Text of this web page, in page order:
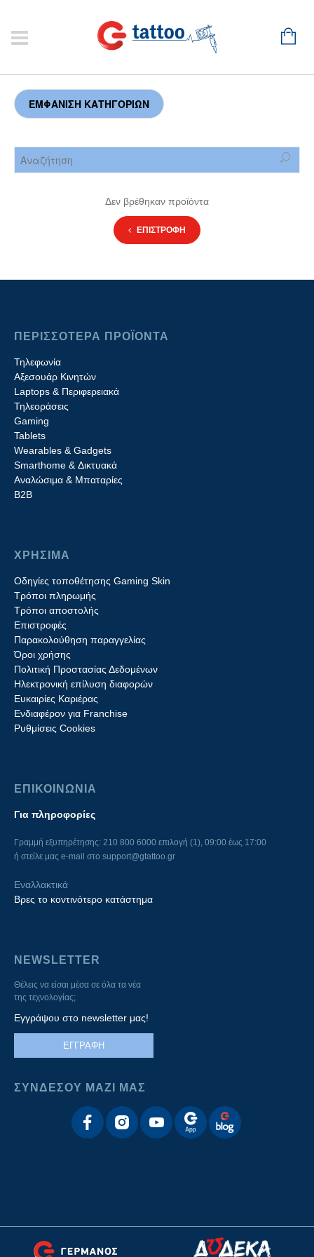
Δεν βρέθηκαν προϊόντα
ΕΠΙΣΤΡΟΦΗ
ΠΕΡΙΣΣΟΤΕΡΑ ΠΡΟΪΟΝΤΑ
Τηλεφωνία
Αξεσουάρ Κινητών
Laptops & Περιφερειακά
Τηλεοράσεις
Gaming
Tablets
Wearables & Gadgets
Smarthome & Δικτυακά
Aναλώσιμα & Μπαταρίες
Β2B
ΧΡΗΣΙΜΑ
Οδηγίες τοποθέτησης Gaming Skin
Τρόποι πληρωμής
Τρόποι αποστολής
Επιστροφές
Παρακολούθηση παραγγελίας
Όροι χρήσης
Πολιτική Προστασίας Δεδομένων
Ηλεκτρονική επίλυση διαφορών
Ευκαιρίες Καριέρας
Ενδιαφέρον για Franchise
Ρυθμίσεις Cookies
ΕΠΙΚΟΙΝΩΝΙΑ
Για πληροφορίες
Γραμμή εξυπηρέτησης: 210 800 6000 επιλογή (1), 09:00 έως 17:00
ή στείλε μας e-mail στο support@gtattoo.gr
Εναλλακτικά
Βρες το κοντινότερο κατάστημα
NEWSLETTER
Θέλεις να είσαι μέσα σε όλα τα νέα
της τεχνολογίας;
Εγγράψου στο newsletter μας!
ΕΓΓΡΑΦΗ
ΣΥΝΔΕΣΟΥ ΜΑΖΙ ΜΑΣ